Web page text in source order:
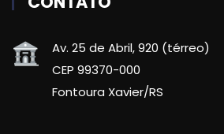
Av. 25 de Abril, 920 (térreo)
CEP 99370-000
Fontoura Xavier/RS